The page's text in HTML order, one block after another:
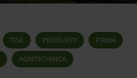
TISK PRODUKTY FIRMA
AGRITECHNICA